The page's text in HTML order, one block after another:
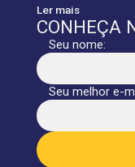
Ler mais
CONHEÇA
Seu nome:
Seu melhor e-